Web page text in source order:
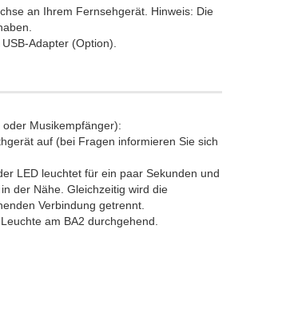
an Ihrem Fernsehgerät. Hinweis: Die
Adapter (Option).
Musikempfänger):
auf (bei Fragen informieren Sie sich
LED leuchtet für ein paar Sekunden und
der Nähe. Gleichzeitig wird die
Verbindung getrennt.
am BA2 durchgehend.